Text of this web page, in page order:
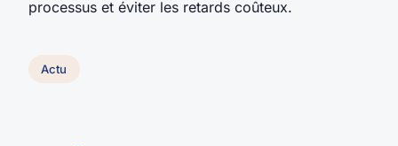
processus et éviter les retards coûteux.
Actu